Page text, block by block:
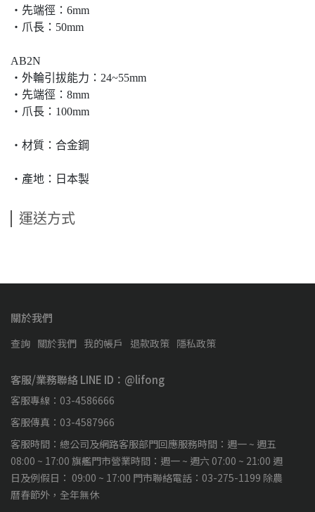
‧先端徑：6mm
‧爪長：50mm
AB2N
‧外輪引拔能力：24~55mm
‧先端徑：8mm
‧爪長：100mm
‧材質：合金鋼
‧產地：日本製
運送方式
關於我們
查詢 關於我們 我的帳戶 退款政策 隱私政策
客服/業務聯絡 LINE ID：@lifong
客服專線：03-4586666
客服傳真：03-4587966
客服時間：總公司及網路客服部門回應服務時間：週一 ~ 週五
08:00 ~ 17:00 旗艦門市營業時間：週一 ~ 週六 07:00 ~ 21:00 週
日及例假日： 09:00 ~ 17:00 門市聯絡電話：03-275-1199 除農
曆春節外，全年無休